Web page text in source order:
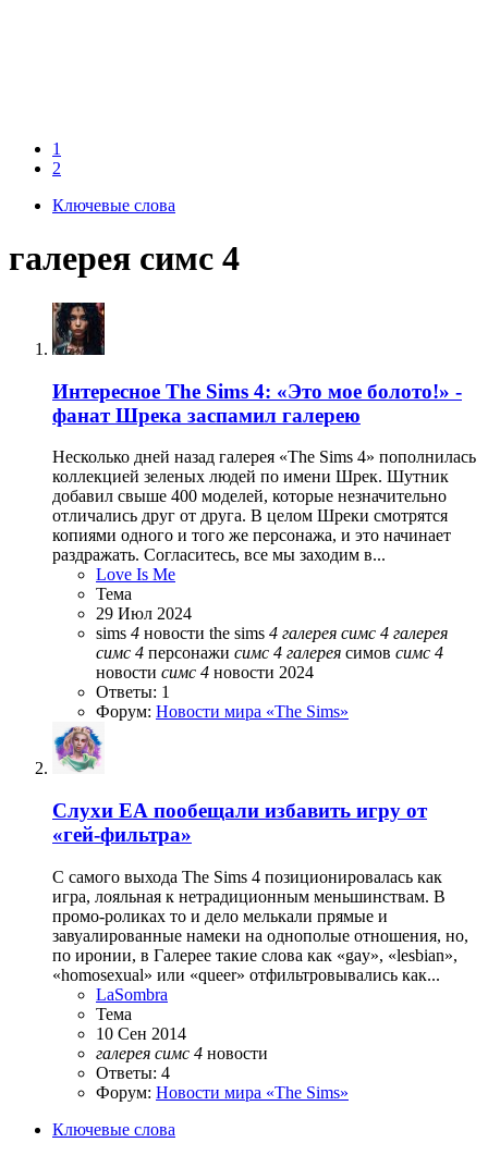
1
2
Ключевые слова
галерея симс 4
Интересное The Sims 4: «Это мое болото!» -
фанат Шрека заспамил галерею
Несколько дней назад галерея «The Sims 4» пополнилась
коллекцией зеленых людей по имени Шрек. Шутник
добавил свыше 400 моделей, которые незначительно
отличались друг от друга. В целом Шреки смотрятся
копиями одного и того же персонажа, и это начинает
раздражать. Согласитесь, все мы заходим в...
Love Is Me
Тема
29 Июл 2024
sims 4 новости the sims 4 галерея симс 4 галерея
симс 4 персонажи симс 4 галерея симов симс 4
новости симс 4 новости 2024
Ответы: 1
Форум: Новости мира «The Sims»
Слухи ЕА пообещали избавить игру от
«гей-фильтра»
С самого выхода The Sims 4 позиционировалась как
игра, лояльная к нетрадиционным меньшинствам. В
промо-роликах то и дело мелькали прямые и
завуалированные намеки на однополые отношения, но,
по иронии, в Галерее такие слова как «gay», «lesbian»,
«homosexual» или «queer» отфильтровывались как...
LaSombra
Тема
10 Сен 2014
галерея симс 4 новости
Ответы: 4
Форум: Новости мира «The Sims»
Ключевые слова